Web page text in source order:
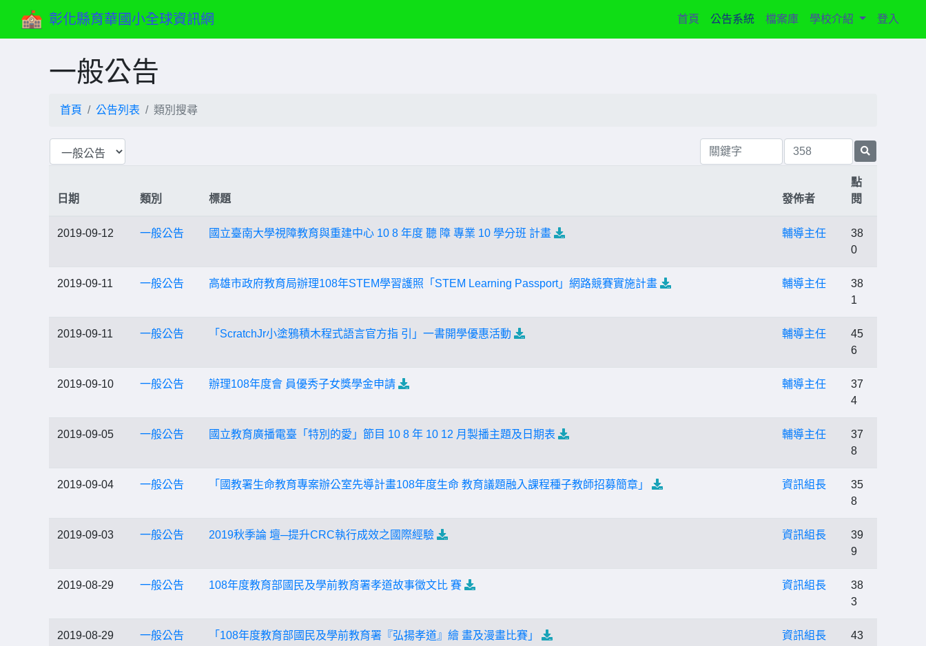
彰化縣育華國小全球資訊網 首頁 (current)
公告系統 檔案庫 學校介紹 登入
一般公告
首頁 公告列表 類別搜尋
日期 類別 標題 發佈者
點
閱
2019-09-12 一般公告 國立臺南大學視障教育與重建中心 10 8 年度 聽 障 專業 10 學分班 計畫 輔導主任
38
0
2019-09-11 一般公告 高雄市政府教育局辦理108年STEM學習護照「STEM Learning Passport」網路競賽實施計畫 輔導主任
38
1
2019-09-11 一般公告 「ScratchJr小塗鴉積木程式語言官方指 引」一書開學優惠活動 輔導主任
45
6
2019-09-10 一般公告 辦理108年度會 員優秀子女獎學金申請 輔導主任
37
4
2019-09-05 一般公告 國立教育廣播電臺「特別的愛」節目 10 8 年 10 12 月製播主題及日期表 輔導主任
37
8
2019-09-04 一般公告 「國教署生命教育專案辦公室先導計畫108年度生命 教育議題融入課程種子教師招募簡章」 資訊組長
35
8
2019-09-03 一般公告 2019秋季論 壇─提升CRC執行成效之國際經驗 資訊組長
39
9
2019-08-29 一般公告 108年度教育部國民及學前教育署孝道故事徵文比 賽 資訊組長
38
3
2019-08-29 一般公告 「108年度教育部國民及學前教育署『弘揚孝道』繪 畫及漫畫比賽」 資訊組長
43